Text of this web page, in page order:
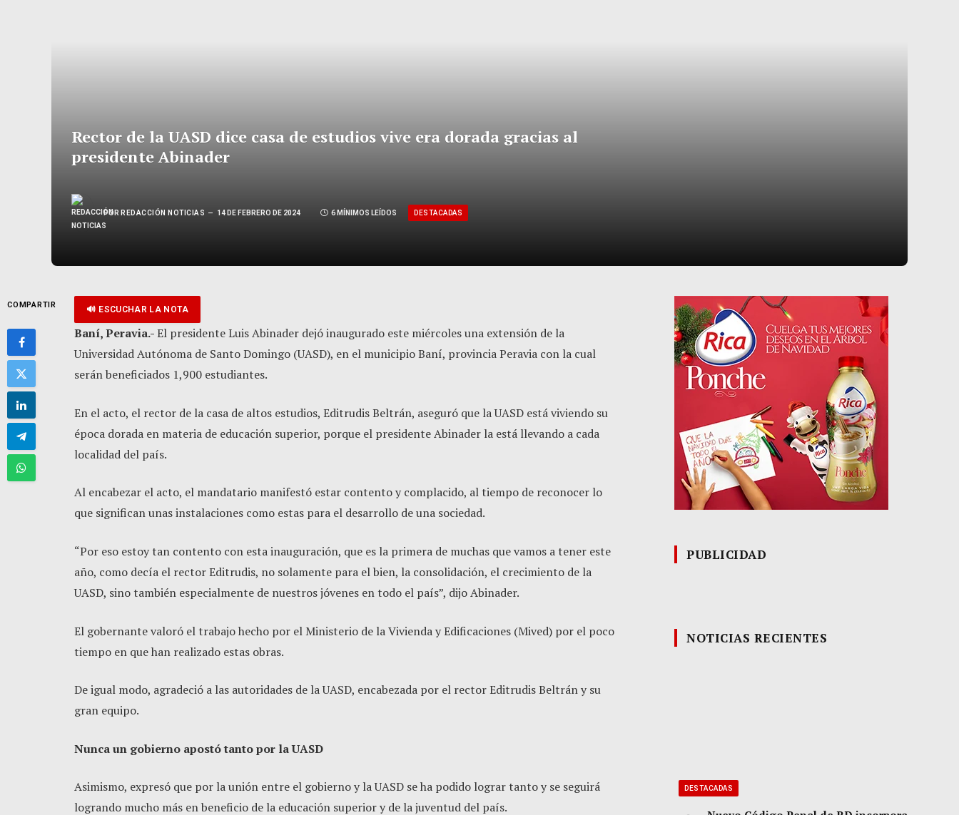
Rector de la UASD dice casa de estudios vive era dorada gracias al
presidente Abinader
POR REDACCIÓN NOTICIAS 14 DE FEBRERO DE 2024 6 MÍNIMOS LEÍDOS DESTACADAS
COMPARTIR 🔊 ESCUCHAR LA NOTA
Baní, Peravia.-El presidente Luis Abinader dejó inaugurado este miércoles una extensión de la
Universidad Autónoma de Santo Domingo (UASD), en el municipio Baní, provincia Peravia con la cual
serán beneficiados 1,900 estudiantes.
En el acto, el rector de la casa de altos estudios, Editrudis Beltrán, aseguró que la UASD está viviendo su
época dorada en materia de educación superior, porque el presidente Abinader la está llevando a cada
localidad del país.
Al encabezar el acto, el mandatario manifestó estar contento y complacido, al tiempo de reconocer lo
que significan unas instalaciones como estas para el desarrollo de una sociedad.
“Por eso estoy tan contento con esta inauguración, que es la primera de muchas que vamos a tener este
año, como decía el rector Editrudis, no solamente para el bien, la consolidación, el crecimiento de la
UASD, sino también especialmente de nuestros jóvenes en todo el país”, dijo Abinader.
El gobernante valoró el trabajo hecho por el Ministerio de la Vivienda y Edificaciones (Mived) por el poco
tiempo en que han realizado estas obras.
De igual modo, agradeció a las autoridades de la UASD, encabezada por el rector Editrudis Beltrán y su
gran equipo.
Nunca un gobierno apostó tanto por la UASD
Asimismo, expresó que por la unión entre el gobierno y la UASD se ha podido lograr tanto y se seguirá
logrando mucho más en beneficio de la educación superior y de la juventud del país.
PUBLICIDAD
NOTICIAS RECIENTES
DESTACADAS